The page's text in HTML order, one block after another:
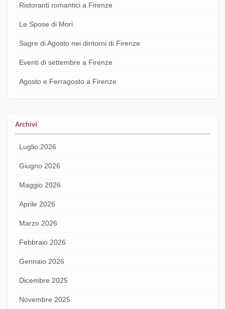
Ristoranti romantici a Firenze
Le Spose di Mori
Sagre di Agosto nei dintorni di Firenze
Eventi di settembre a Firenze
Agosto e Ferragosto a Firenze
Archivi
Luglio 2026
Giugno 2026
Maggio 2026
Aprile 2026
Marzo 2026
Febbraio 2026
Gennaio 2026
Dicembre 2025
Novembre 2025